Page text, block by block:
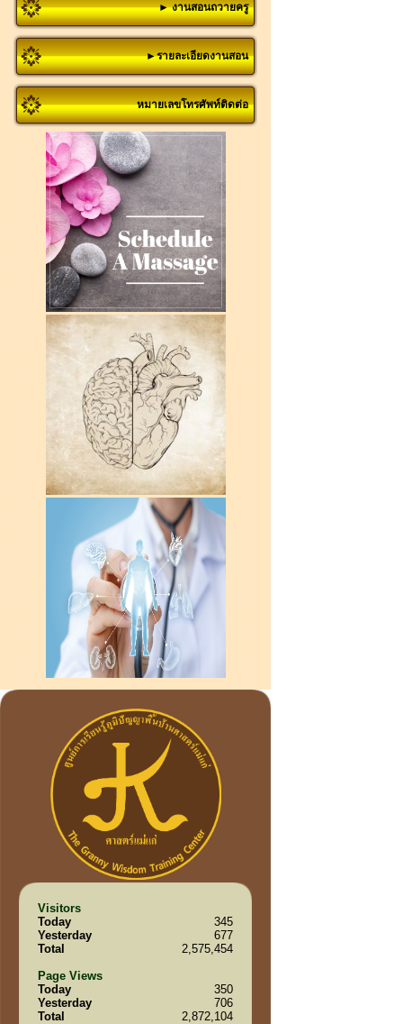
► งานสอนถวายครู
►รายละเอียดงานสอน
หมายเลขโทรศัพท์ติดต่อ
Visitors
Today
345
Yesterday
677
Total
2,575,454
Page Views
Today
350
Yesterday
706
Total
2,872,104